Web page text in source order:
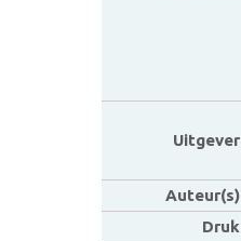
Uitgever
Auteur(s)
Druk